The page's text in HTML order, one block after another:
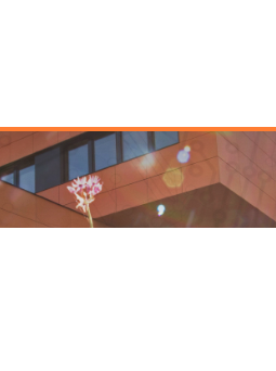
Top
Menu